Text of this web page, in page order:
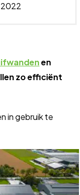
en
zo efficiënt
in gebruik te